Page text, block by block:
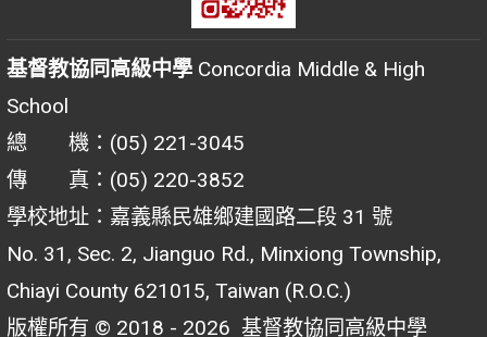
基督教協同高級中學 Concordia Middle & High
School
總 機：(05) 221-3045
傳 真：(05) 220-3852
學校地址：嘉義縣民雄鄉建國路二段 31 號
No. 31, Sec. 2, Jianguo Rd., Minxiong Township,
Chiayi County 621015, Taiwan (R.O.C.)
版權所有 © 2018 - 2026 基督教協同高級中學